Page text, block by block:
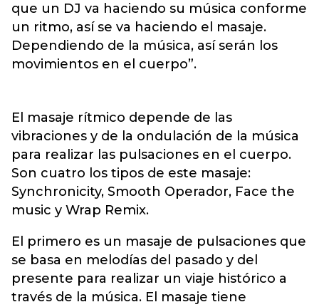
que un DJ va haciendo su música conforme
un ritmo, así se va haciendo el masaje.
Dependiendo de la música, así serán los
movimientos en el cuerpo”.
El masaje rítmico depende de las
vibraciones y de la ondulación de la música
para realizar las pulsaciones en el cuerpo.
Son cuatro los tipos de este masaje:
Synchronicity, Smooth Operador, Face the
music y Wrap Remix.
El primero es un masaje de pulsaciones que
se basa en melodías del pasado y del
presente para realizar un viaje histórico a
través de la música. El masaje tiene